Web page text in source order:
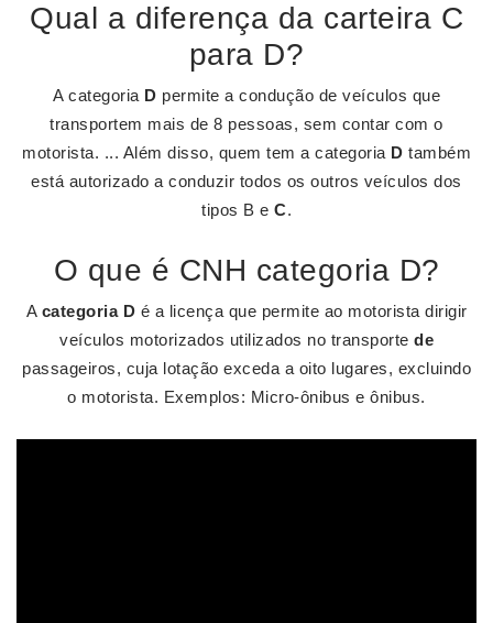
Qual a diferença da carteira C
para D?
A categoria D permite a condução de veículos que
transportem mais de 8 pessoas, sem contar com o
motorista. ... Além disso, quem tem a categoria D também
está autorizado a conduzir todos os outros veículos dos
tipos B e C.
O que é CNH categoria D?
A categoria D é a licença que permite ao motorista dirigir
veículos motorizados utilizados no transporte de
passageiros, cuja lotação exceda a oito lugares, excluindo
o motorista. Exemplos: Micro-ônibus e ônibus.